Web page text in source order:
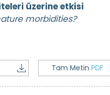
üzerine etkisi
morbidities?
Tam Metin PDF